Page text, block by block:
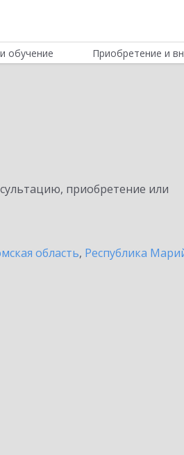
обучение Приобретение и
приобретение или
область, Республика